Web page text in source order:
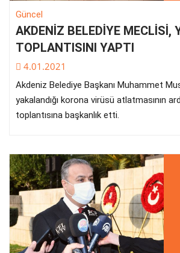
Güncel
AKDENİZ BELEDİYE MECLİSİ,
TOPLANTISINI YAPTI
4.01.2021
Akdeniz Belediye Başkanı Muhammet
yakalandığı korona virüsü atlatmasının
toplantısına başkanlık etti.